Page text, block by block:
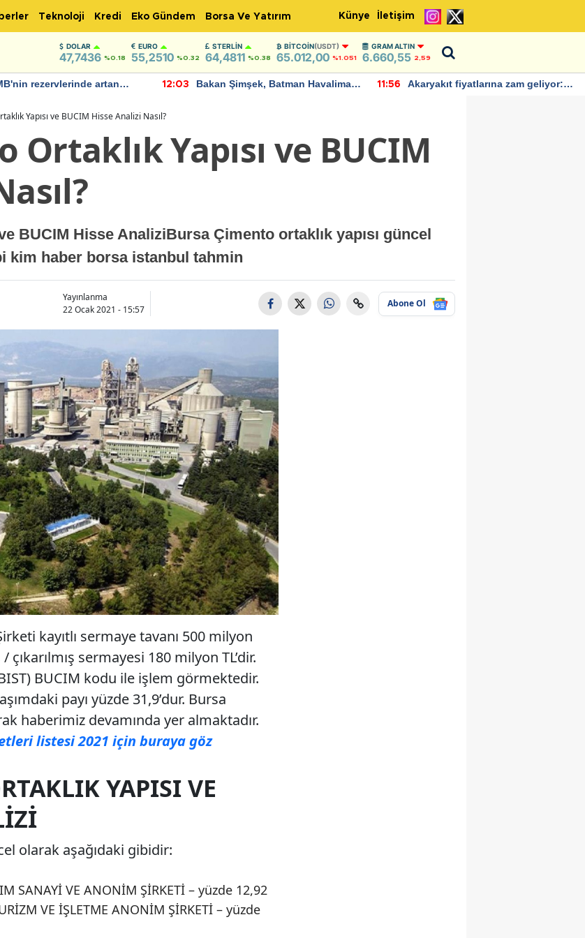
Teknoloji Kredi Eko Gündem Borsa Ve Yatırım Künye İletişim
DOLAR
47,7436 %0.18
EURO
55,2510 %0.32
STERLIN
64,4811 %0.38
BITCOIN(USDT)
65.012,00 %1.051
GRAM ALTIN
6.660,55 2,59
rezervlerinde artan
12:03
Bakan Şimşek, Batman Havalimanı
11:56
Akaryakıt fiyatlarına zam geliyor:
Yapısı ve BUCIM Hisse Analizi Nasıl?
Yapısı ve BUCIM
BUCIM Hisse AnaliziBursa Çimento ortaklık yapısı güncel
kim haber borsa istanbul tahmin
Yayınlanma
22 Ocak 2021 - 15:57
Abone Ol
kayıtlı sermaye tavanı 500 milyon
sermayesi 180 milyon TL’dir.
BUCIM kodu ile işlem görmektedir.
payı yüzde 31,9’dur. Bursa
haberimiz devamında yer almaktadır.
listesi 2021 için buraya göz
YAPISI VE
olarak aşağıdaki gibidir:
SANAYİ VE ANONİM ŞİRKETİ – yüzde 12,92
VE İŞLETME ANONİM ŞİRKETİ – yüzde